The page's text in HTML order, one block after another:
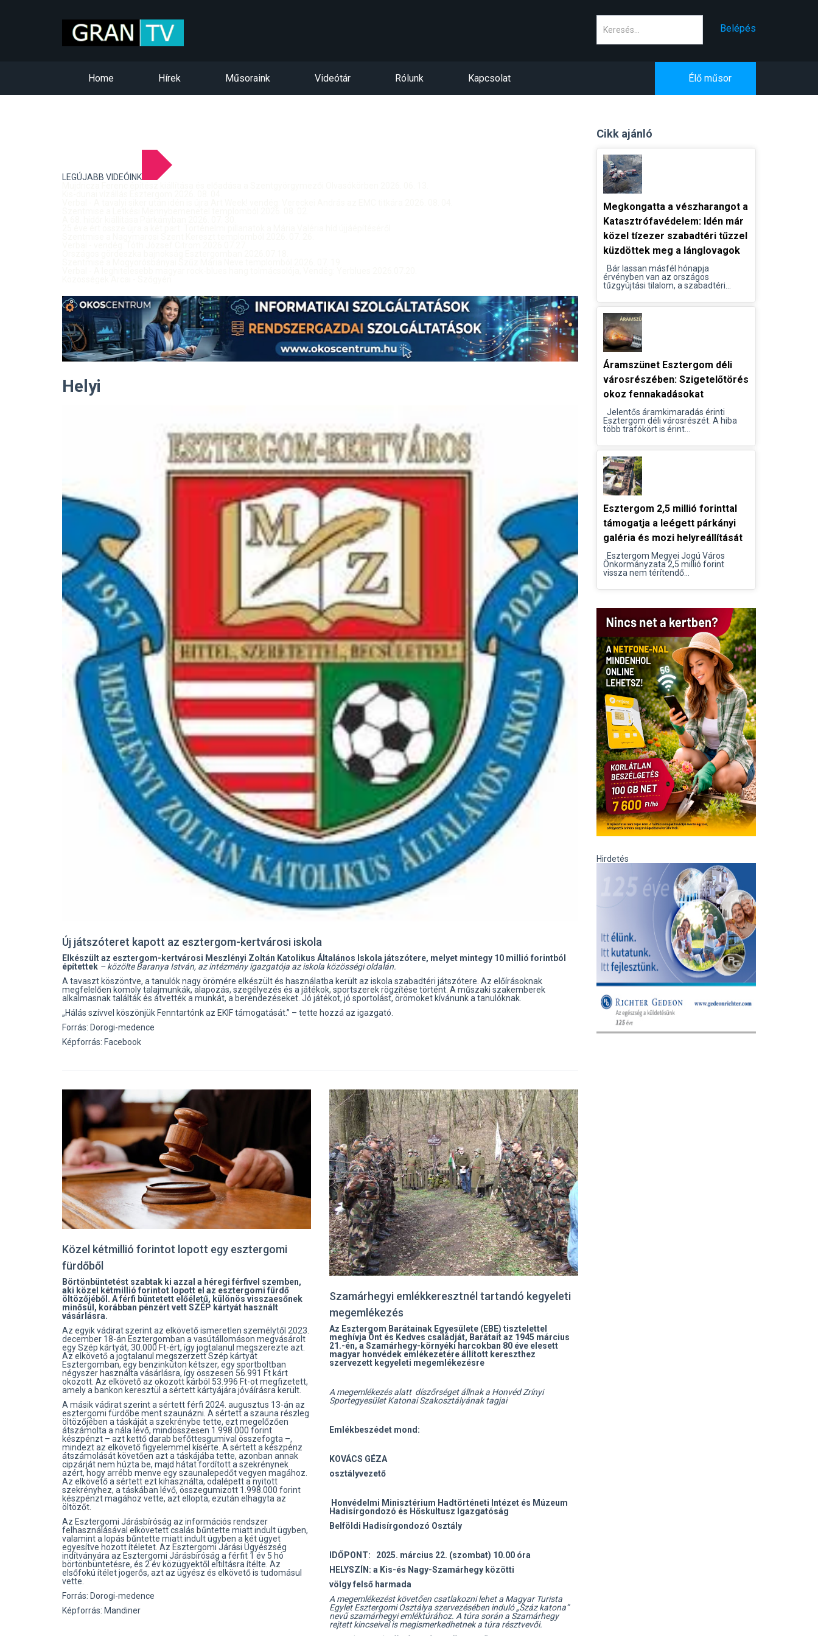
Belépés
Home Hírek Műsoraink Videótár Rólunk Kapcsolat Élő műsor
LEGÚJABB VIDEÓINK
Helyi
Új játszóteret kapott az esztergom-kertvárosi iskola
Elkészült az esztergom-kertvárosi Meszlényi Zoltán Katolikus Általános Iskola játszótere, melyet mintegy 10 millió forintból
építettek – közölte Baranya István, az intézmény igazgatója az iskola közösségi oldalán.
A tavaszt köszöntve, a tanulók nagy örömére elkészült és használatba került az iskola szabadtéri játszótere. Az előírásoknak
megfelelően komoly talajmunkák, alapozás, szegélyezés és a játékok, sportszerek rögzítése történt. A műszaki szakemberek
alkalmasnak találták és átvették a munkát, a berendezéseket. Jó játékot, jó sportolást, örömöket kívánunk a tanulóknak.
„Hálás szívvel köszönjük Fenntartónk az EKIF támogatását.” – tette hozzá az igazgató.
Forrás: Dorogi-medence
Képforrás: Facebook
Közel kétmillió forintot lopott egy esztergomi
fürdőből
Börtönbüntetést szabtak ki azzal a héregi férfivel szemben,
aki közel kétmillió forintot lopott el az esztergomi fürdő
öltözőjéből. A férfi büntetett előéletű, különös visszaesőnek
minősül, korábban pénzért vett SZÉP kártyát használt
vásárlásra.
Az egyik vádirat szerint az elkövető ismeretlen személytől 2023.
december 18-án Esztergomban a vasútállomáson megvásárolt
egy Szép kártyát, 30.000 Ft-ért, így jogtalanul megszerezte azt.
Az elkövető a jogtalanul megszerzett Szép kártyát
Esztergomban, egy benzinkúton kétszer, egy sportboltban
négyszer használta vásárlásra, így összesen 56.991 Ft kárt
okozott. Az elkövető az okozott kárból 53.996 Ft-ot megfizetett,
amely a bankon keresztül a sértett kártyájára jóváírásra került.
A másik vádirat szerint a sértett férfi 2024. augusztus 13-án az
esztergomi fürdőbe ment szaunázni. A sértett a szauna részleg
öltözőjében a táskáját a szekrénybe tette, ezt megelőzően
átszámolta a nála lévő, mindösszesen 1.998.000 forint
készpénzt – azt kettő darab befőttesgumival összefogta –,
mindezt az elkövető figyelemmel kísérte. A sértett a készpénz
átszámolását követően azt a táskájába tette, azonban annak
cipzárját nem húzta be, majd hátat fordított a szekrénynek
azért, hogy arrébb menve egy szaunalepedőt vegyen magához.
Az elkövető a sértett ezt kihasználta, odalépett a nyitott
szekrényhez, a táskában lévő, összegumizott 1.998.000 forint
készpénzt magához vette, azt ellopta, ezután elhagyta az
öltözőt.
Az Esztergomi Járásbíróság az információs rendszer
felhasználásával elkövetett csalás bűntette miatt indult ügyben,
valamint a lopás bűntette miatt indult ügyben a két ügyet
egyesítve hozott ítéletet. Az Esztergomi Járási Ügyészség
indítványára az Esztergomi Járásbíróság a férfit 1 év 5 hó
börtönbüntetésre, és 2 év közügyektől eltiltásra ítélte. Az
elsőfokú ítélet jogerős, azt az ügyész és elkövető is tudomásul
vette.
Forrás: Dorogi-medence
Képforrás: Mandiner
Szamárhegyi emlékkeresztnél tartandó kegyeleti
megemlékezés
Az Esztergom Barátainak Egyesülete (EBE) tisztelettel
meghívja Önt és Kedves családját, Barátait az 1945 március
21.-én, a Szamárhegy-környéki harcokban 80 éve elesett
magyar honvédek emlékezetére állított kereszthez
szervezett kegyeleti megemlékezésre
A megemlékezés alatt díszőrséget állnak a Honvéd Zrínyi
Sportegyesület Katonai Szakosztályának tagjai
Emlékbeszédet mond:
KOVÁCS GÉZA
osztályvezető
Honvédelmi Minisztérium Hadtörténeti Intézet és Múzeum
Hadisírgondozó és Hőskultusz Igazgatóság
Belföldi Hadisírgondozó Osztály
IDŐPONT: 2025. március 22. (szombat) 10.00 óra
HELYSZÍN: a Kis-és Nagy-Szamárhegy közötti
völgy felső harmada
A megemlékezést követően csatlakozni lehet a Magyar Turista
Egylet Esztergomi Osztálya szervezésében induló „Száz katona”
nevű szamárhegyi emléktúrához. A túra során a Szamárhegy
rejtett kincseivel is megismerkedhetnek a túra résztvevői.
Cikk ajánló
Megkongatta a vészharangot a
Katasztrófavédelem: Idén már
közel tízezer szabadtéri tűzzel
küzdöttek meg a lánglovagok
Bár lassan másfél hónapja
érvényben van az országos
tűzgyújtási tilalom, a szabadtéri...
Áramszünet Esztergom déli
városrészében: Szigetelőtörés
okoz fennakadásokat
Jelentős áramkimaradás érinti
Esztergom déli városrészét. A hiba
több trafókört is érint...
Esztergom 2,5 millió forinttal
támogatja a leégett párkányi
galéria és mozi helyreállítását
Esztergom Megyei Jogú Város
Önkormányzata 2,5 millió forint
vissza nem térítendő...
Hirdetés